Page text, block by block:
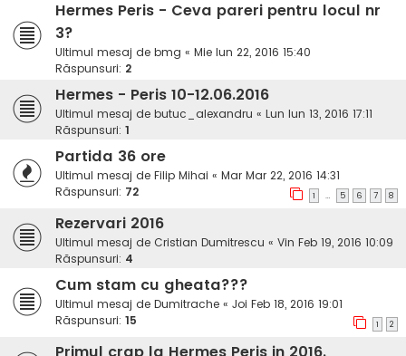
Hermes Peris - Ceva pareri pentru locul nr
3?
Ultimul mesaj de bmg « Mie Iun 22, 2016 15:40
Răspunsuri: 2
Hermes - Peris 10-12.06.2016
Ultimul mesaj de butuc_alexandru « Lun Iun 13, 2016 17:11
Răspunsuri: 1
Partida 36 ore
Ultimul mesaj de Filip Mihai « Mar Mar 22, 2016 14:31
Răspunsuri: 72 1 … 5 6 7 8
Rezervari 2016
Ultimul mesaj de Cristian Dumitrescu « Vin Feb 19, 2016 10:09
Răspunsuri: 4
Cum stam cu gheata???
Ultimul mesaj de Dumitrache « Joi Feb 18, 2016 19:01
Răspunsuri: 15 1 2